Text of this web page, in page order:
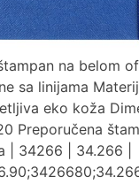
na belom
sa linijama
eko koža
Preporučena
| 34266 | 34.266 |